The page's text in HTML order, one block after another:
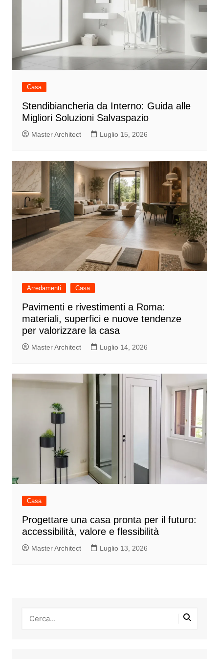
Casa
Stendibiancheria da Interno: Guida alle
Migliori Soluzioni Salvaspazio
Master Architect Luglio 15, 2026
Arredamenti Casa
Pavimenti e rivestimenti a Roma:
materiali, superfici e nuove tendenze
per valorizzare la casa
Master Architect Luglio 14, 2026
Casa
Progettare una casa pronta per il futuro:
accessibilità, valore e flessibilità
Master Architect Luglio 13, 2026